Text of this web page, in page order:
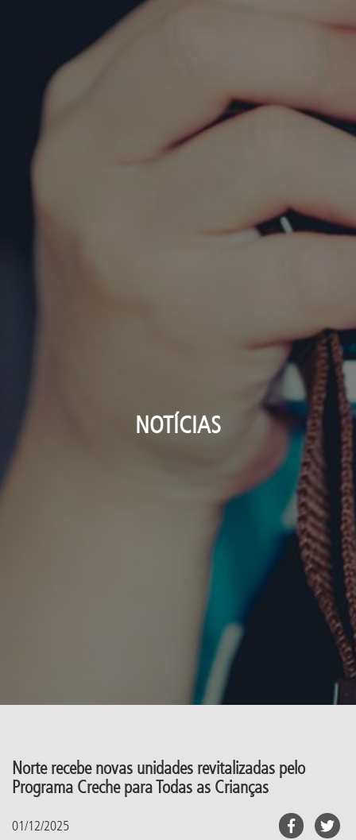
NOTÍCIAS
Norte recebe novas unidades revitalizadas pelo
Programa Creche para Todas as Crianças
01/12/2025